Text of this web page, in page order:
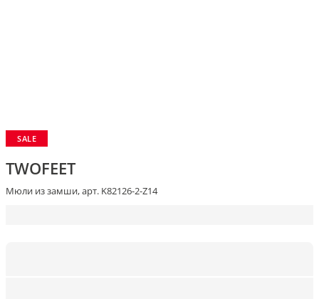
SALE
TWOFEET
Мюли из замши, арт. K82126-2-Z14